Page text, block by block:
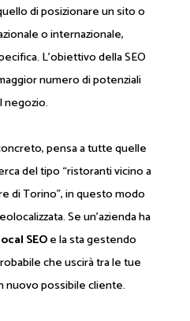
di posizionare un sito o
o internazionale,
L’obiettivo della SEO
numero di potenziali
negozio.
pensa a tutte quelle
del tipo “ristoranti vicino a
di Torino”, in questo modo
Se un’azienda ha
SEOe la sta gestendo
che uscirà tra le tue
nuovo possibile cliente.